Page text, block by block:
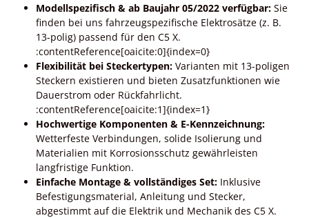
Modellspezifisch & ab Baujahr 05/2022 verfügbar: Sie
finden bei uns fahrzeugspezifische Elektrosätze (z. B.
13-polig) passend für den C5 X.
:contentReference[oaicite:0]{index=0}
Flexibilität bei Steckertypen: Varianten mit 13-poligen
Steckern existieren und bieten Zusatzfunktionen wie
Dauerstrom oder Rückfahrlicht.
:contentReference[oaicite:1]{index=1}
Hochwertige Komponenten & E-Kennzeichnung:
Wetterfeste Verbindungen, solide Isolierung und
Materialien mit Korrosionsschutz gewährleisten
langfristige Funktion.
Einfache Montage & vollständiges Set: Inklusive
Befestigungsmaterial, Anleitung und Stecker,
abgestimmt auf die Elektrik und Mechanik des C5 X.